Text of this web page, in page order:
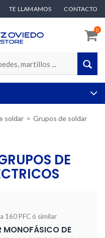
TE LLAMAMOS CONTACTO
0
soldar
Grupos de soldar
DE
160 PFC ó similar
MONOFÁSICO DE